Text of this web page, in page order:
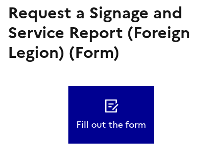
Request a Signage and
Service Report (Foreign
Legion) (Form)
Fill out the form